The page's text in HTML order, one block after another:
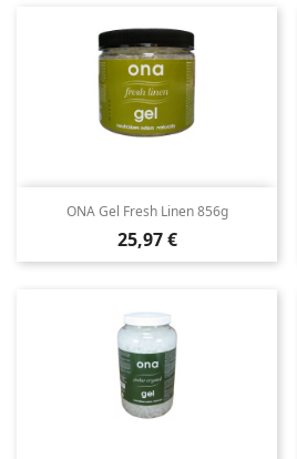
ONA Gel Fresh Linen 856g
Cena
25,97 €